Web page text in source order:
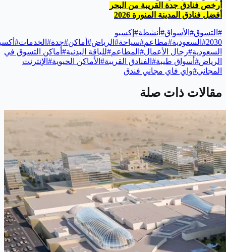
أرخص فنادق جدة القريبة من البحر
أفضل فنادق المدينة المنورة 2026
# التسوق# الأسواق# أنشطة# إكسبو
2030
# السعودية#مطاعم#سياحة# الرياض# أماكن#جدة# الخدمات#
السعودية#رجال الأعمال# المطاعم#للياقة البدنية# أماكن التسوق في
الرياض# أسواق طيبة# الفنادق القريبة# الأماكن الحيوية# الإنترنت
المجاني#واي فاي مجاني فندق
مقالات ذات صلة